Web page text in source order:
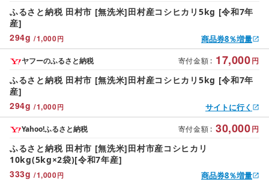
294g /1,000円
ふるさと納税 田村市 [無洗米]田村産コシヒカリ5kg [令和7年
産]
商品券8％増量
寄付金額 : 17,000円
294g /1,000円
ヤフーのふるさと納税
ふるさと納税 田村市 [無洗米]田村産コシヒカリ5kg [令和7年
産]
サイトに行く
寄付金額 : 30,000円
333g /1,000円
Yahoo!ふるさと納税
ふるさと納税 田村市 [無洗米]田村市産コシヒカリ
10kg(5kg×2袋)[令和7年産]
商品券8％増量